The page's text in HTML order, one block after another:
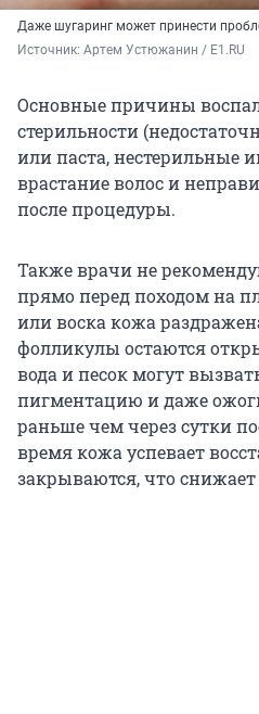
Даже шугаринг может принести
Источник: Артем Устюжанин / E1.RU
Основные причины
стерильности
или паста, нестерильные
врастание волос и
после процедуры.
Также врачи не
прямо перед походом на
или воска кожа
фолликулы остаются
вода и песок могут
пигментацию и даже
раньше чем через сутки
время кожа успевает
закрываются, что